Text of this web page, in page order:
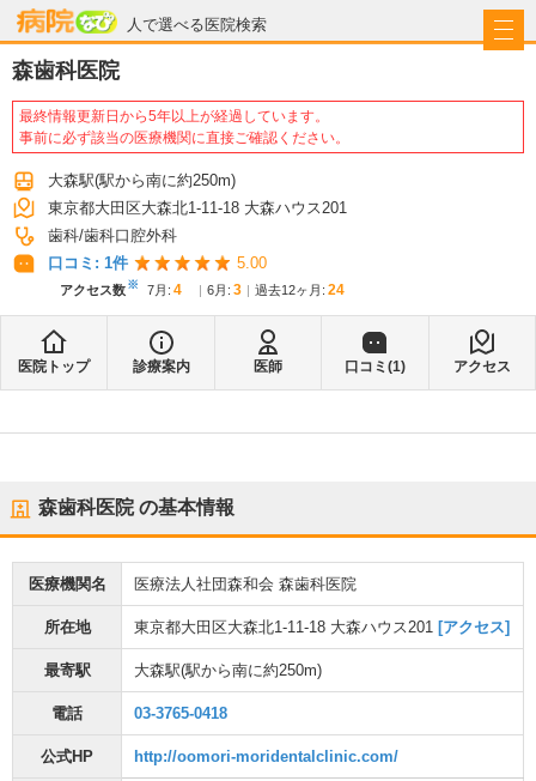
人で選べる医院検索
病院なび
森歯科医院
最終情報更新日から5年以上が経過しています。
事前に必ず該当の医療機関に直接ご確認ください。
大森駅(駅から南に約250m)
東京都大田区大森北1-11-18 大森ハウス201
歯科 歯科口腔外科
口コミ: 1件 5.00
アクセス数※ 7月 : 4 6月 : 3 過去12ヶ月: 24
医院トップ 診療案内 医師 口コミ(1) アクセス
森歯科医院の基本情報
医療機関名 医療法人社団森和会 森歯科医院
所在地 東京都大田区大森北1-11-18 大森ハウス201 [アクセス]
最寄駅 大森駅(駅から南に約250m)
電話 03-3765-0418
公式HP http://oomori-moridentalclinic.com/